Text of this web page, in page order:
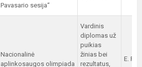
Pavasario sesija“
Nacionalinė
aplinkosaugos olimpiada
Vardinis
diplomas už
puikias
žinias bei
rezultatus,
E.